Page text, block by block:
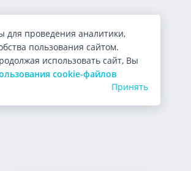
проведения аналитики,
пользования сайтом.
использовать сайт, Вы
cookie-файлов
Принять